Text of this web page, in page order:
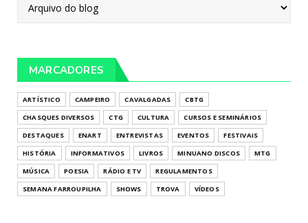
MARCADORES
ARTÍSTICO CAMPEIRO CAVALGADAS
CBTG
CHASQUES DIVERSOS
CTG CULTURA
CURSOS E SEMINÁRIOS
DESTAQUES
ENART ENTREVISTAS EVENTOS
FESTIVAIS
HISTÓRIA
INFORMATIVOS LIVROS MINUANO DISCOS
MTG
MÚSICA
POESIA RÁDIO E TV
REGULAMENTOS
SEMANA FARROUPILHA
SHOWS TROVA VÍDEOS